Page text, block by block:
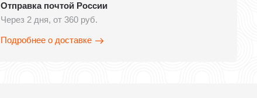
Отправка почтой России
Через 2 дня, от 360 руб.
Подробнее о доставке